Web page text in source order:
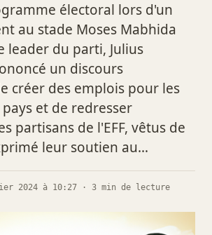
électoral lors d'un
au stade Moses Mabhida
leader du parti, Julius
un discours
créer des emplois pour les
et de redresser
partisans de l'EFF, vêtus de
leur soutien au…
2024 à 10:27 · 3 min de lecture